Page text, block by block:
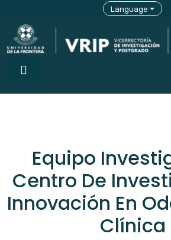
Language
Equipo
Centro De
Innovación En
Clínica